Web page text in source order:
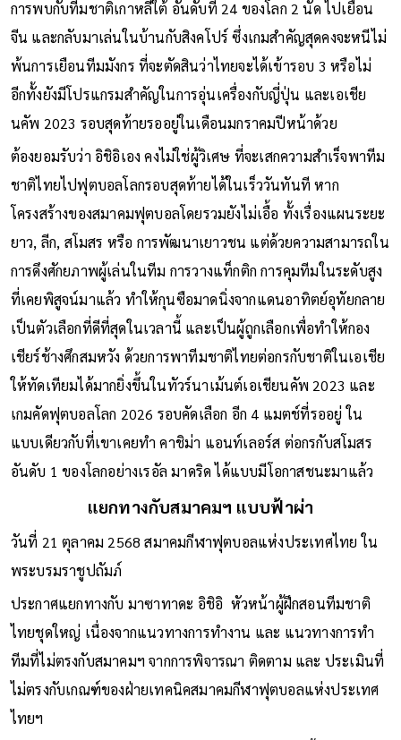
การพบกับทีมชาติเกาหลีใต้ อันดับที่ 24 ของโลก 2 นัด ไปเยือน
จีน และกลับมาเล่นในบ้านกับสิงคโปร์ ซึ่งเกมสำคัญสุดคงจะหนีไม่
พ้นการเยือนทีมมังกร ที่จะตัดสินว่าไทยจะได้เข้ารอบ 3 หรือไม่
อีกทั้งยังมีโปรแกรมสำคัญในการอุ่นเครื่องกับญี่ปุ่น และเอเชีย
นคัพ 2023 รอบสุดท้ายรออยู่ในเดือนมกราคมปีหน้าด้วย
ต้องยอมรับว่า อิชิอิเอง คงไม่ใช่ผู้วิเศษ ที่จะเสกความสำเร็จพาทีม
ชาติไทยไปฟุตบอลโลกรอบสุดท้ายได้ในเร็ววันทันที หาก
โครงสร้างของสมาคมฟุตบอลโดยรวมยังไม่เอื้อ ทั้งเรื่องแผนระยะ
ยาว, ลีก, สโมสร หรือ การพัฒนาเยาวชน แต่ด้วยความสามารถใน
การดึงศักยภาพผู้เล่นในทีม การวางแท็กติก การคุมทีมในระดับสูง
ที่เคยพิสูจน์มาแล้ว ทำให้กุนซือมาดนิ่งจากแดนอาทิตย์อุทัยกลาย
เป็นตัวเลือกที่ดีที่สุดในเวลานี้ และเป็นผู้ถูกเลือกเพื่อทำให้กอง
เชียร์ช้างศึกสมหวัง ด้วยการพาทีมชาติไทยต่อกรกับชาติในเอเชีย
ให้ทัดเทียมได้มากยิ่งขึ้นในทัวร์นาเม้นต์เอเชียนคัพ 2023 และ
เกมคัดฟุตบอลโลก 2026 รอบคัดเลือก อีก 4 แมตช์ที่รออยู่ ใน
แบบเดียวกับที่เขาเคยทำ คาชิม่า แอนท์เลอร์ส ต่อกรกับสโมสร
อันดับ 1 ของโลกอย่างเรอัล มาดริด ได้แบบมีโอกาสชนะมาแล้ว
แยกทางกับสมาคมฯ แบบฟ้าผ่า
วันที่ 21 ตุลาคม 2568 สมาคมกีฬาฟุตบอลแห่งประเทศไทย ใน
พระบรมราชูปถัมภ์
ประกาศแยกทางกับ มาซาทาดะ อิชิอิ หัวหน้าผู้ฝึกสอนทีมชาติ
ไทยชุดใหญ่ เนื่องจากแนวทางการทำงาน และ แนวทางการทำ
ทีมที่ไม่ตรงกับสมาคมฯ จากการพิจารณา ติดตาม และ ประเมินที่
ไม่ตรงกับเกณฑ์ของฝ่ายเทคนิคสมาคมกีฬาฟุตบอลแห่งประเทศ
ไทยฯ